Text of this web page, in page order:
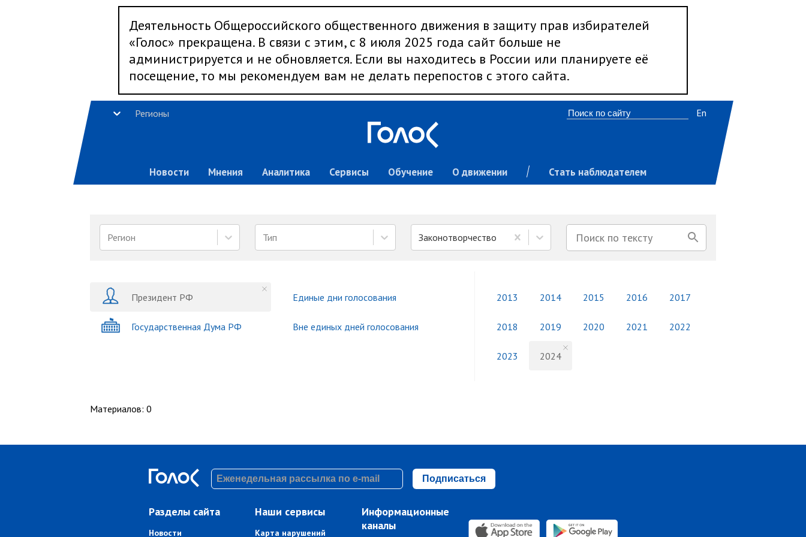
Деятельность Общероссийского общественного движения в защиту прав избирателей
«Голос» прекращена. В связи с этим, с 8 июля 2025 года сайт больше не
администрируется и не обновляется. Если вы находитесь в России или планируете её
посещение, то мы рекомендуем вам не делать перепостов с этого сайта.
Регионы
Новости Мнения Аналитика Сервисы Обучение О движении Стать наблюдателем
En
Регион Тип Законотворчество
Президент РФ
Государственная Дума РФ
Единые дни голосования
Вне единых дней голосования
2013 2014 2015 2016 2017
2018 2019 2020 2021 2022
2023 2024
Материалов: 0
Подписаться
Разделы сайта
Новости
Наши сервисы
Карта нарушений
Информационные
каналы